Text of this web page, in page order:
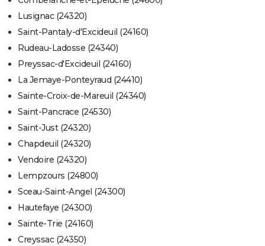
Lusignac (24320)
Saint-Pantaly-d'Excideuil (24160)
Rudeau-Ladosse (24340)
Preyssac-d'Excideuil (24160)
La Jemaye-Ponteyraud (24410)
Sainte-Croix-de-Mareuil (24340)
Saint-Pancrace (24530)
Saint-Just (24320)
Chapdeuil (24320)
Vendoire (24320)
Lempzours (24800)
Sceau-Saint-Angel (24300)
Hautefaye (24300)
Sainte-Trie (24160)
Creyssac (24350)